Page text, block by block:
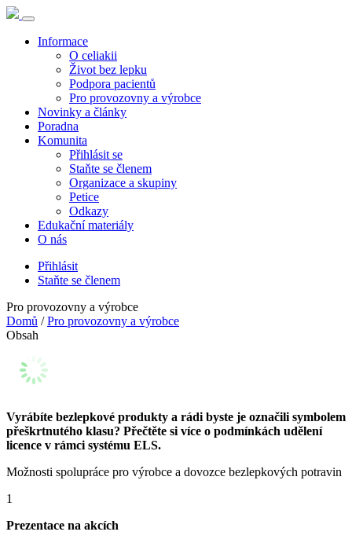
Informace
O celiakii
Život bez lepku
Podpora pacientů
Pro provozovny a výrobce
Novinky a články
Poradna
Komunita
Přihlásit se
Staňte se členem
Organizace a skupiny
Petice
Odkazy
Edukační materiály
O nás
Přihlásit
Staňte se členem
Pro provozovny a výrobce
Domů / Pro provozovny a výrobce
Obsah
Vyrábíte bezlepkové produkty a rádi byste je označili symbolem
přeškrtnutého klasu? Přečtěte si více o podmínkách udělení
licence v rámci systému ELS.
Možnosti spolupráce pro výrobce a dovozce bezlepkových potravin
1
Prezentace na akcích